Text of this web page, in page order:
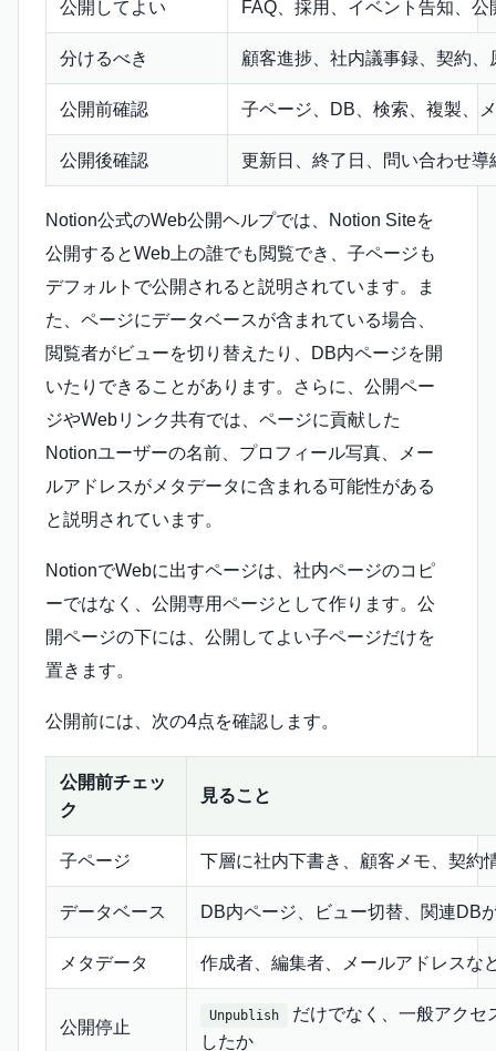
公開してよい FAQ、採用、イベント告知、公
分けるべき 顧客進捗、社内議事録、契約、
公開前確認 子ページ、DB、検索、複製、
公開後確認 更新日、終了日、問い合わせ導
Notion公式のWeb公開ヘルプでは、Notion Siteを
公開するとWeb上の誰でも閲覧でき、子ページも
デフォルトで公開されると説明されています。ま
た、ページにデータベースが含まれている場合、
閲覧者がビューを切り替えたり、DB内ページを開
いたりできることがあります。さらに、公開ペー
ジやWebリンク共有では、ページに貢献した
Notionユーザーの名前、プロフィール写真、メー
ルアドレスがメタデータに含まれる可能性がある
と説明されています。
NotionでWebに出すページは、社内ページのコピ
ーではなく、公開専用ページとして作ります。公
開ページの下には、公開してよい子ページだけを
置きます。
公開前には、次の4点を確認します。
公開前チェッ
ク
見ること
子ページ 下層に社内下書き、顧客メモ、契約
データベース DB内ページ、ビュー切替、関連DB
メタデータ 作成者、編集者、メールアドレスな
公開停止
Unpublish
だけでなく、一般アクセ
したか